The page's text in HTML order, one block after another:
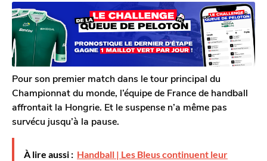
2
a
n
s
a
g
o
r
T
o
m
G
a
l
e
r
o
n
s
a
Pour son premier match dans le tour principal du
Championnat du monde, l’équipe de France de handball
affrontait la Hongrie. Et le suspense n’a même pas
survécu jusqu’à la pause.
À lire aussi : Handball | Les Bleus continuent leur